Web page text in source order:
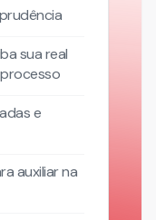
sua real
e
auxiliar na